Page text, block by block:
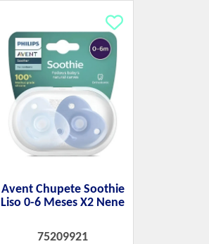
Avent Chupete Soothie
Liso 0-6 Meses X2 Nene
75209921